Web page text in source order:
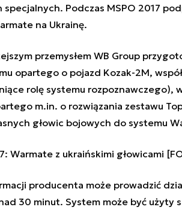
specjalnych. Podczas MSPO 2017
na Ukrainę.
przemysłem WB Group
opartego o pojazd Kozak-2M,
rolę systemu rozpoznawczego),
m.in. o rozwiązania zestawu
głowic bojowych do systemu
Warmate z ukraińskimi głowicami
producenta może prowadzić
30 minut. System może być użyty